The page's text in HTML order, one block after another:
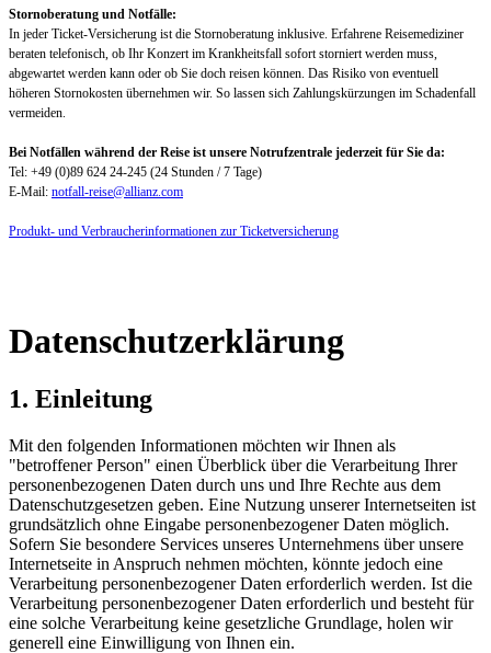
Stornoberatung und Notfälle:
In jeder Ticket-Versicherung ist die Stornoberatung inklusive. Erfahrene Reisemediziner
beraten telefonisch, ob Ihr Konzert im Krankheitsfall sofort storniert werden muss,
abgewartet werden kann oder ob Sie doch reisen können. Das Risiko von eventuell
höheren Stornokosten übernehmen wir. So lassen sich Zahlungskürzungen im Schadenfall
vermeiden.
Bei Notfällen während der Reise ist unsere Notrufzentrale jederzeit für Sie da:
Tel: +49 (0)89 624 24-245 (24 Stunden / 7 Tage)
E-Mail: notfall-reise@allianz.com
Produkt- und Verbraucherinformationen zur Ticketversicherung
Datenschutzerklärung
1. Einleitung
Mit den folgenden Informationen möchten wir Ihnen als
"betroffener Person" einen Überblick über die Verarbeitung Ihrer
personenbezogenen Daten durch uns und Ihre Rechte aus dem
Datenschutzgesetzen geben. Eine Nutzung unserer Internetseiten ist
grundsätzlich ohne Eingabe personenbezogener Daten möglich.
Sofern Sie besondere Services unseres Unternehmens über unsere
Internetseite in Anspruch nehmen möchten, könnte jedoch eine
Verarbeitung personenbezogener Daten erforderlich werden. Ist die
Verarbeitung personenbezogener Daten erforderlich und besteht für
eine solche Verarbeitung keine gesetzliche Grundlage, holen wir
generell eine Einwilligung von Ihnen ein.